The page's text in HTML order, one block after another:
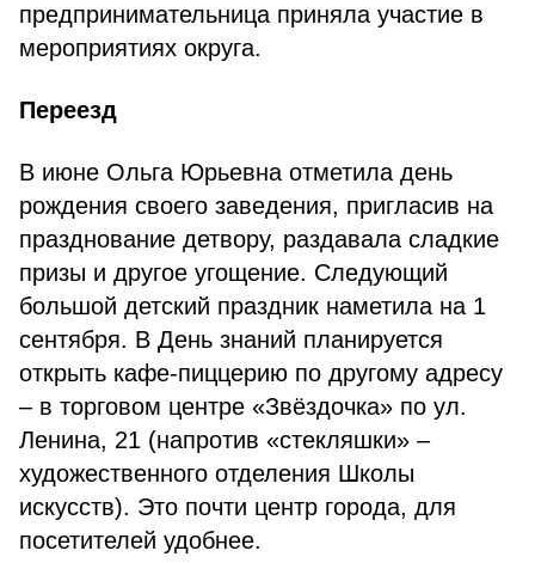
предпринимательница приняла участие в
мероприятиях округа.
Переезд
В июне Ольга Юрьевна отметила день
рождения своего заведения, пригласив на
празднование детвору, раздавала сладкие
призы и другое угощение. Следующий
большой детский праздник наметила на 1
сентября. В День знаний планируется
открыть кафе-пиццерию по другому адресу
– в торговом центре «Звёздочка» по ул.
Ленина, 21 (напротив «стекляшки» –
художественного отделения Школы
искусств). Это почти центр города, для
посетителей удобнее.